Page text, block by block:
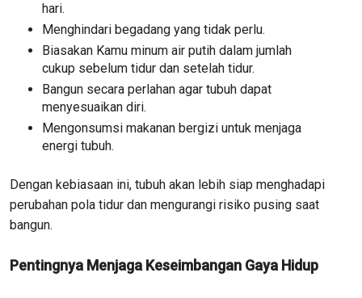
hari.
Menghindari begadang yang tidak perlu.
Biasakan Kamu minum air putih dalam jumlah
cukup sebelum tidur dan setelah tidur.
Bangun secara perlahan agar tubuh dapat
menyesuaikan diri.
Mengonsumsi makanan bergizi untuk menjaga
energi tubuh.
Dengan kebiasaan ini, tubuh akan lebih siap menghadapi
perubahan pola tidur dan mengurangi risiko pusing saat
bangun.
Pentingnya Menjaga Keseimbangan Gaya Hidup